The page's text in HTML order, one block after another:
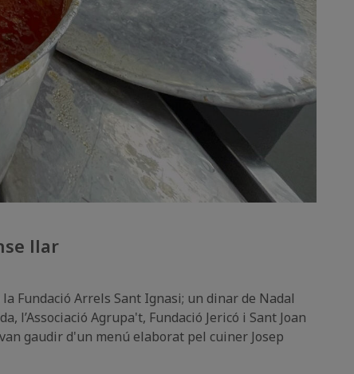
llar
Fundació Arrels Sant Ignasi; un dinar de Nadal
l’Associació Agrupa't, Fundació Jericó i Sant Joan
gaudir d'un menú elaborat pel cuiner Josep